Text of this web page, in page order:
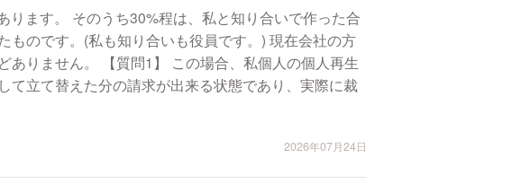
ります。 そのうち30%程は、私と知り合いで作った合
ものです。(私も知り合いも役員です。) 現在会社の方
合、私個人の個人再生
て立て替えた分の請求が出来る状態であり、実際に裁
2026年07月24日